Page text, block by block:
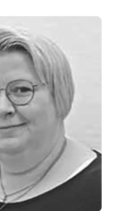
EVENTS
REISEFÜHRER
REISEMAGAZINE
THEMEN
ANGEBOTE